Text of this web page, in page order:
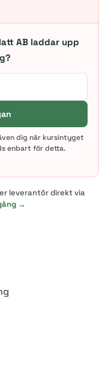
AB laddar upp
dig när kursintyget
enbart för detta.
leverantör direkt via
→